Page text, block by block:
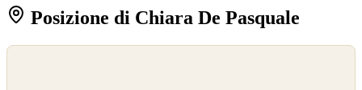
Posizione di Chiara De Pasquale